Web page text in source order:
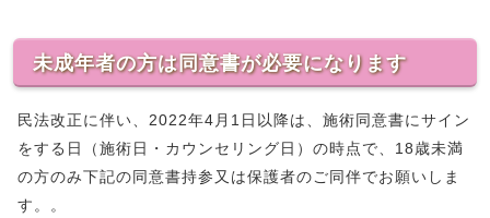
未成年者の方は同意書が必要になります
民法改正に伴い、2022年4月1日以降は、施術同意書にサイン
をする日（施術日・カウンセリング日）の時点で、18歳未満
の方のみ下記の同意書持参又は保護者のご同伴でお願いしま
す。。